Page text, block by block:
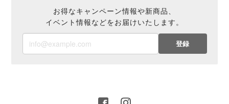
お得なキャンペーン情報や新商品、
イベント情報などをお届けいたします。
登録